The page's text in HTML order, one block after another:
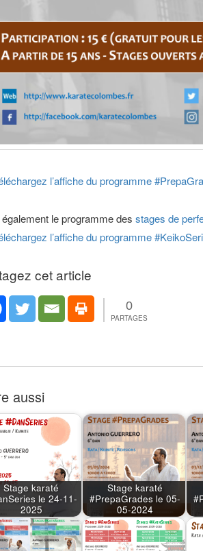
l’affiche du programme
le programme des stages de
l’affiche du programme
cet article
0
PARTAGES
aussi
Stage karaté
le 24-11-
2025
Stage karaté
#PrepaGrades le 05-
05-2024